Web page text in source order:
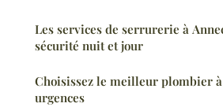
Les services de serrurerie à
sécurité nuit et jour
Choisissez le meilleur plombier
urgences